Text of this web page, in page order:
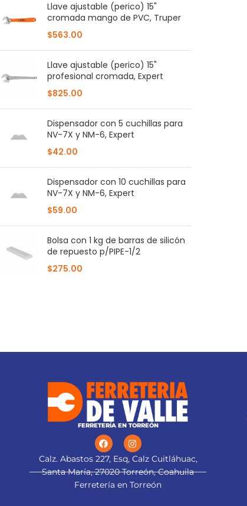
Llave ajustable (perico) 15"
cromada mango de PVC, Truper
$563.00
Llave ajustable (perico) 15"
profesional cromada, Expert
$825.00
Dispensador con 5 cuchillas para
NV-7X y NM-6, Expert
$42.00
Dispensador con 10 cuchillas para
NV-7X y NM-6, Expert
$59.00
Bolsa con 1 kg de barras de silicón
de repuesto p/PIPE-1/2
$275.00
FERRETERÍA EN TORREÓN
Calz. Abastos 227, Esq, Calz Cuitláhuac,
Santa María, 27020 Torreón, Coahuila
Ferretería en Torreón